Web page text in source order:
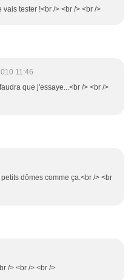
tester !<br /> <br /> <br />
11:46
que j'essaye...<br /> <br />
dômes comme ça.<br /> <br
/> <br /> <br />